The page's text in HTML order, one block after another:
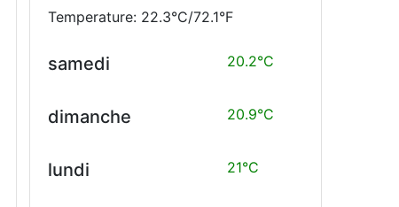
Temperature: 22.3°C/72.1°F
samedi 20.2°C
dimanche 20.9°C
lundi 21°C